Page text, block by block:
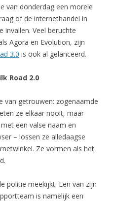
van donderdag een morele
of de internethandel in
invallen. Veel beruchte
Agora en Evolution, zijn
3.0 is ook al gelanceerd.
Road 2.0
van getrouwen: zogenaamde
ze elkaar nooit, maar
een valse naam en
– lossen ze alledaagse
Ze vormen als het
politie meekijkt. Een van zijn
is namelijk een